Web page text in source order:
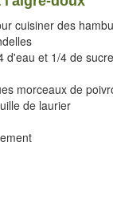
cuisiner des
d'eau et 1/4 de sucre
morceaux de
de laurier